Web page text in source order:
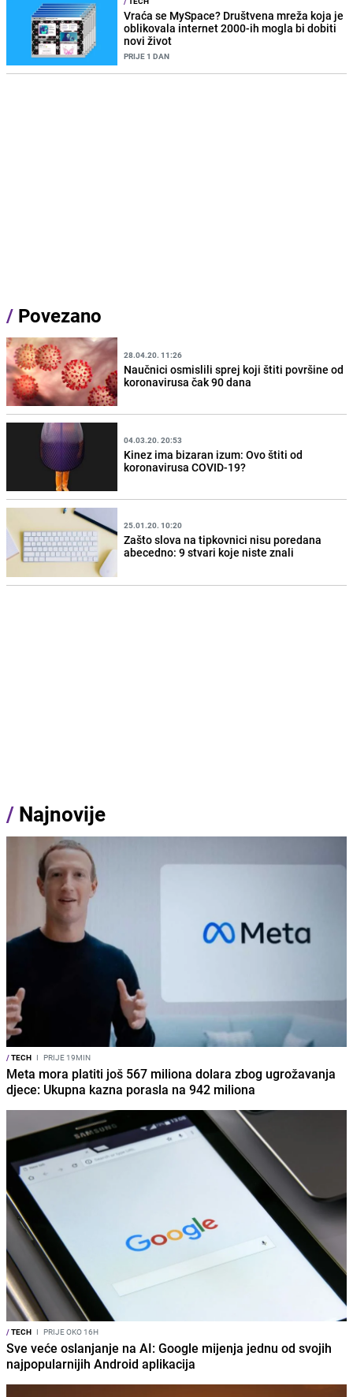
Vraća se MySpace? Društvena mreža koja je
oblikovala internet 2000-ih mogla bi dobiti
novi život
PRIJE 1 DAN
/ Povezano
28.04.20. 11:26
Naučnici osmislili sprej koji štiti površine od
koronavirusa čak 90 dana
04.03.20. 20:53
Kinez ima bizaran izum: Ovo štiti od
koronavirusa COVID-19?
25.01.20. 10:20
Zašto slova na tipkovnici nisu poredana
abecedno: 9 stvari koje niste znali
/ Najnovije
/TECH I PRIJE 19MIN
Meta mora platiti još 567 miliona dolara zbog ugrožavanja
djece: Ukupna kazna porasla na 942 miliona
/TECH I PRIJE OKO 16H
Sve veće oslanjanje na AI: Google mijenja jednu od svojih
najpopularnijih Android aplikacija